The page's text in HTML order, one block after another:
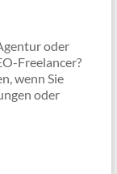
oder
Freelancer?
wenn Sie
oder